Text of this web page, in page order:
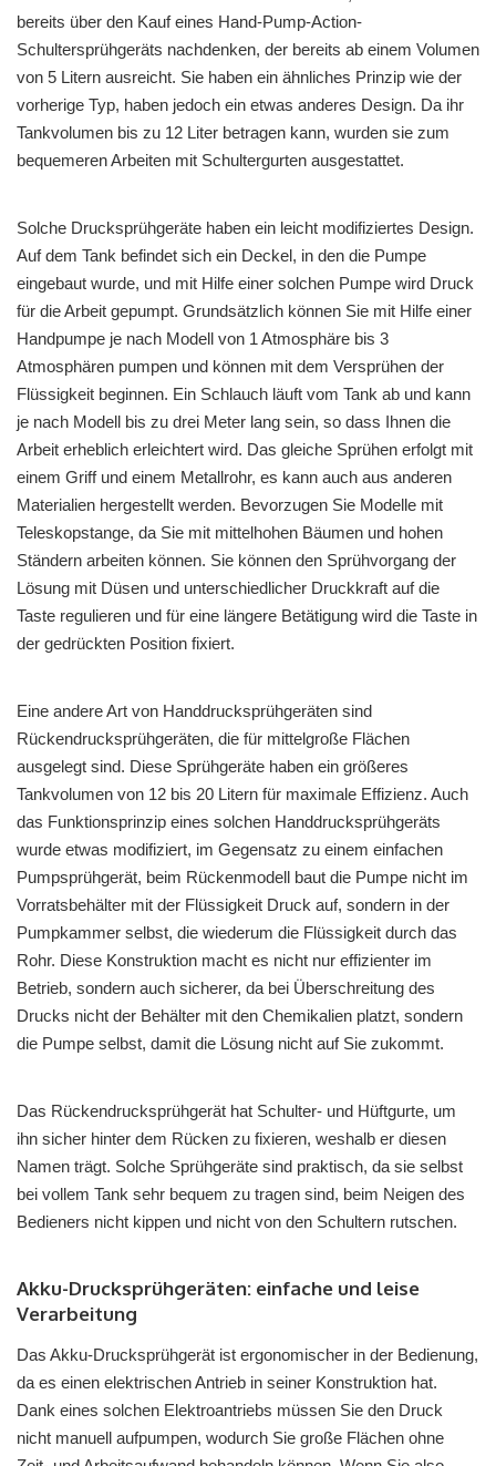
bereits über den Kauf eines Hand-Pump-Action-
Schultersprühgeräts nachdenken, der bereits ab einem Volumen
von 5 Litern ausreicht. Sie haben ein ähnliches Prinzip wie der
vorherige Typ, haben jedoch ein etwas anderes Design. Da ihr
Tankvolumen bis zu 12 Liter betragen kann, wurden sie zum
bequemeren Arbeiten mit Schultergurten ausgestattet.
Solche Drucksprühgeräte haben ein leicht modifiziertes Design.
Auf dem Tank befindet sich ein Deckel, in den die Pumpe
eingebaut wurde, und mit Hilfe einer solchen Pumpe wird Druck
für die Arbeit gepumpt. Grundsätzlich können Sie mit Hilfe einer
Handpumpe je nach Modell von 1 Atmosphäre bis 3
Atmosphären pumpen und können mit dem Versprühen der
Flüssigkeit beginnen. Ein Schlauch läuft vom Tank ab und kann
je nach Modell bis zu drei Meter lang sein, so dass Ihnen die
Arbeit erheblich erleichtert wird. Das gleiche Sprühen erfolgt mit
einem Griff und einem Metallrohr, es kann auch aus anderen
Materialien hergestellt werden. Bevorzugen Sie Modelle mit
Teleskopstange, da Sie mit mittelhohen Bäumen und hohen
Ständern arbeiten können. Sie können den Sprühvorgang der
Lösung mit Düsen und unterschiedlicher Druckkraft auf die
Taste regulieren und für eine längere Betätigung wird die Taste in
der gedrückten Position fixiert.
Eine andere Art von Handdrucksprühgeräten sind
Rückendrucksprühgeräten, die für mittelgroße Flächen
ausgelegt sind. Diese Sprühgeräte haben ein größeres
Tankvolumen von 12 bis 20 Litern für maximale Effizienz. Auch
das Funktionsprinzip eines solchen Handdrucksprühgeräts
wurde etwas modifiziert, im Gegensatz zu einem einfachen
Pumpsprühgerät, beim Rückenmodell baut die Pumpe nicht im
Vorratsbehälter mit der Flüssigkeit Druck auf, sondern in der
Pumpkammer selbst, die wiederum die Flüssigkeit durch das
Rohr. Diese Konstruktion macht es nicht nur effizienter im
Betrieb, sondern auch sicherer, da bei Überschreitung des
Drucks nicht der Behälter mit den Chemikalien platzt, sondern
die Pumpe selbst, damit die Lösung nicht auf Sie zukommt.
Das Rückendrucksprühgerät hat Schulter- und Hüftgurte, um
ihn sicher hinter dem Rücken zu fixieren, weshalb er diesen
Namen trägt. Solche Sprühgeräte sind praktisch, da sie selbst
bei vollem Tank sehr bequem zu tragen sind, beim Neigen des
Bedieners nicht kippen und nicht von den Schultern rutschen.
Akku-Drucksprühgeräten: einfache und leise
Verarbeitung
Das Akku-Drucksprühgerät ist ergonomischer in der Bedienung,
da es einen elektrischen Antrieb in seiner Konstruktion hat.
Dank eines solchen Elektroantriebs müssen Sie den Druck
nicht manuell aufpumpen, wodurch Sie große Flächen ohne